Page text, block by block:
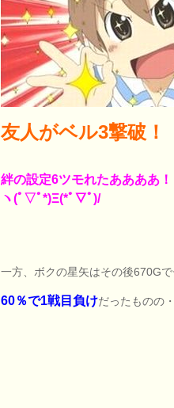
友人がベル3撃破！
絆の設定6ツモれたああああ！
ヽ(ﾟ▽ﾟ*)Ξ(*ﾟ▽ﾟ)/
一方、ボクの星矢はその後670Gで
60％で1戦目負けだったものの